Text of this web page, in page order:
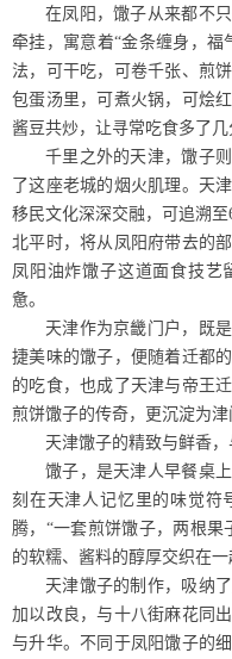
在凤阳，馓子从来都不
牵挂，寓意着“金条缠身，福
法，可干吃，可卷千张、煎
包蛋汤里，可煮火锅，可烩
酱豆共炒，让寻常吃食多了
千里之外的天津，馓子
了这座老城的烟火肌理。天
移民文化深深交融，可追溯
北平时，将从凤阳府带去的
凤阳油炸馓子这道面食技艺
惫。
天津作为京畿门户，既
捷美味的馓子，便随着迁都
的吃食，也成了天津与帝王
煎饼馓子的传奇，更沉淀为津
天津馓子的精致与鲜香，
馓子，是天津人早餐桌
刻在天津人记忆里的味觉符
腾，“一套煎饼馓子，两根果
的软糯、酱料的醇厚交织在
天津馓子的制作，吸纳
加以改良，与十八街麻花同
与升华。不同于凤阳馓子的